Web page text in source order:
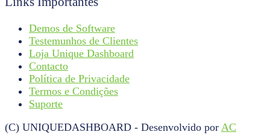
Demos de Software
Testemunhos de Clientes
Loja Unique Dashboard
Contacto
Política de Privacidade
Termos e Condições
Suporte
(C) UNIQUEDASHBOARD - Desenvolvido por AC